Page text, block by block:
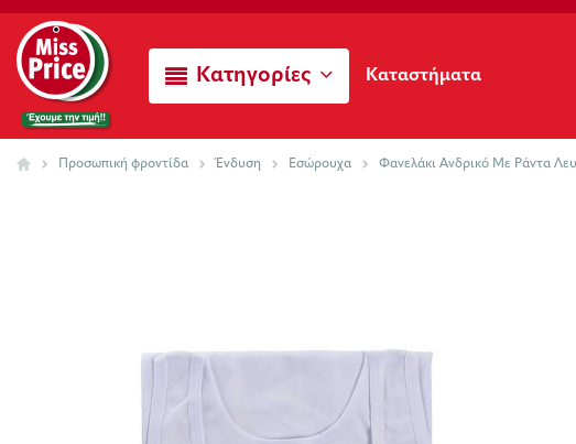
Κατηγορίες Καταστήματα
Προσωπική φροντίδα Ένδυση Εσώρουχα Φανελάκι Ανδρικό Με Ράντα